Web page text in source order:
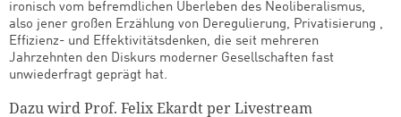
ironisch vom befremdlichen Überleben des Neoliberalismus,
also jener großen Erzählung von Deregulierung, Privatisierung ,
Effizienz- und Effektivitätsdenken, die seit mehreren
Jahrzehnten den Diskurs moderner Gesellschaften fast
unwiederfragt geprägt hat.
Dazu wird Prof. Felix Ekardt per Livestream